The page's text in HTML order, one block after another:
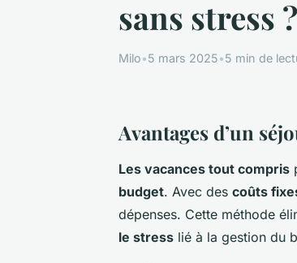
sans stress ?
Milo•5 mars 2025•5 min de
Avantages d’un
Les vacances tout compris
budget. Avec des coûts
dépenses. Cette méthode
le stress lié à la gestion du